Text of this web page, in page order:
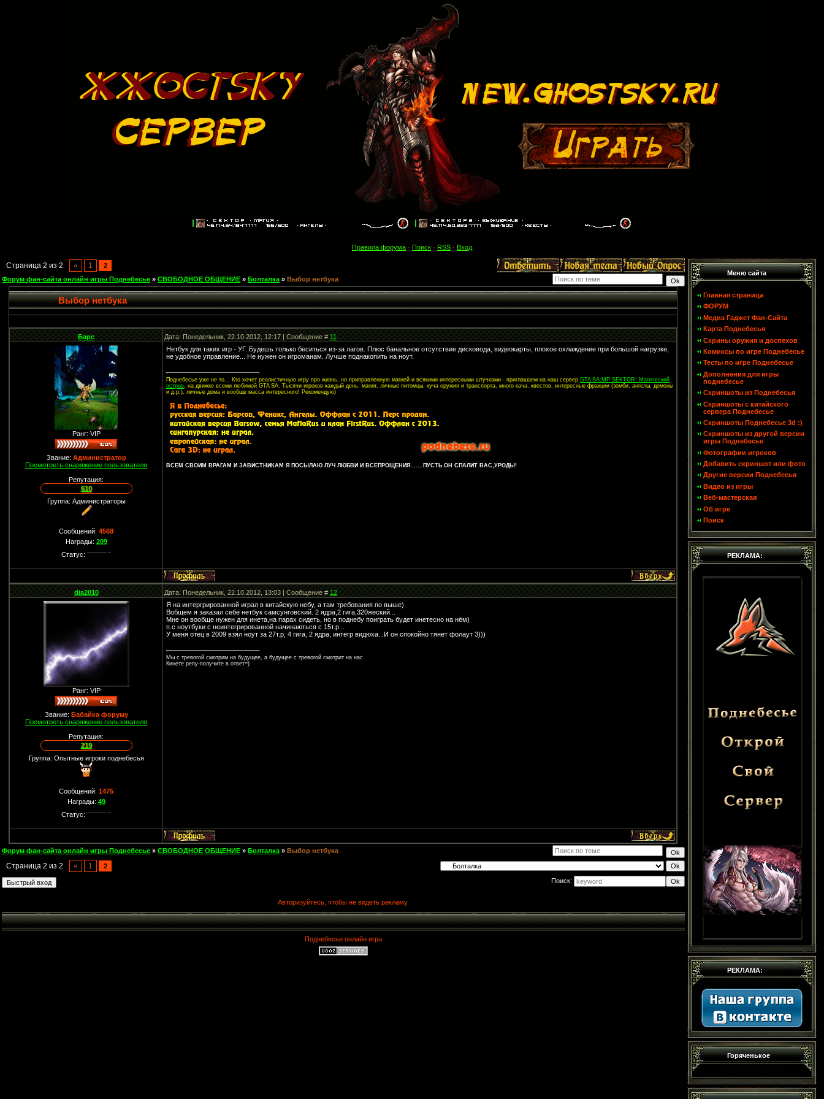
Правила форума · Поиск · RSS · Вход
Страница 2 из 2 « 1
2
Форум фан-сайта онлайн игры Поднебесье » СВОБОДНОЕ ОБЩЕНИЕ » Болталка » Выбор нетбука
Выбор нетбука
Барс Дата: Понедельник, 22.10.2012, 12:17 | Сообщение #11
Ранг: VIP
Звание: Администратор
Посмотреть снаряжение пользователя
Репутация:
610
Группа: Администраторы
Сообщений:4568
Награды: 209
Статус:
Нетбук для таких игр - УГ. Будешь только беситься из-за лагов. Плюс банальное отсутствие дисковода, видеокарты, плохое охлаждение при большой нагрузке,
не удобное управление... Не нужен он игроманам. Лучше поднакопить на ноут.
Поднебесье уже не то... Кто хочет реалистичную игру про жизнь, но приправленную магией и всякими интересными штучками - приглашаем на наш серверGTA SA:MP SEKTOR: Магический
остров, на движке всеми любимой GTA SA. Тысячи игроков каждый день, магия, личные питомцы, куча оружия и транспорта, много кача, квестов, интересные фракции (зомби, ангелы, демоны
и д.р.), личные дома и вообще масса интересного! Рекомендую)
ВСЕМ СВОИМ ВРАГАМ И ЗАВИСТНИКАМ Я ПОСЫЛАЮ ЛУЧ ЛЮБВИ И ВСЕПРОЩЕНИЯ.......ПУСТЬ ОН СПАЛИТ ВАС,УРОДЫ!
dia2010 Дата: Понедельник, 22.10.2012, 13:03 | Сообщение #12
Ранг: VIP
Звание: Бабайка форуму
Посмотреть снаряжение пользователя
Репутация:
219
Группа: Опытные игроки поднебесья
Сообщений:1475
Награды: 49
Статус:
Я на интергрированной играл в китайскую небу, а там требования по выше)
Вобщем я заказал себе нетбук самсунговский. 2 ядра,2 гига,320жеский...
Мне он вообще нужен для инета,на парах сидеть, но в поднебу поиграть будет инетесно на нём)
п.с ноутбуки с неинтегрированной начинаються с 15т.р...
У меня отец в 2009 взял ноут за 27т.р, 4 гига, 2 ядра, интегр видюха...И он спокойно тянет фолаут 3)))
Мы с тревогой смотрим на будущее, а будущее с тревогой смотрит на нас.
Кинете репу-получите в ответ=)
Форум фан-сайта онлайн игры Поднебесье » СВОБОДНОЕ ОБЩЕНИЕ » Болталка » Выбор нетбука
Страница 2 из 2 « 1
2
Поиск:
Авторизуйтесь, чтобы не видеть рекламу.
Поднебесье онлайн игра
Меню сайта
Главная страница
ФОРУМ
Медиа Гаджет Фан-Сайта
Карта Поднебесья
Скрины оружия и доспехов
Комиксы по игре Поднебесье
Тесты по игре Поднебесье
Дополнения для игры
поднебесье
Скриншоты из Поднебесья
Скриншоты с китайского
сервера Поднебесье
Скриншоты Поднебесье 3d :)
Скриншоты из другой версии
игры Поднебесье
Фотографии игроков
Добавить скриншот или фото
Другие версии Поднебесья
Видео из игры
Веб-мастерская
Об игре
Поиск
РЕКЛАМА:
РЕКЛАМА:
Горяченькое